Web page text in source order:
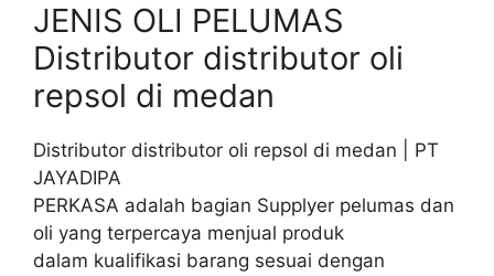
JENIS OLI PELUMAS
Distributor distributor oli
repsol di medan
Distributor distributor oli repsol di medan | PT
JAYADIPA
PERKASA adalah bagian Supplyer pelumas dan
oli yang terpercaya menjual produk
dalam kualifikasi barang sesuai dengan